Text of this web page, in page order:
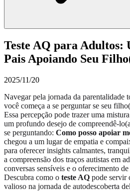
Teste AQ para Adultos:
Pais Apoiando Seu
2025/11/20
Navegar pela jornada da parentalidade
você começa a se perguntar se seu
Essa percepção pode trazer uma
um profundo desejo de compreendê-
se perguntando: Como posso apoiar
chegou a um lugar de empatia e
para oferecer insights calmantes,
a compreensão dos traços autistas em
conversas sensíveis e o oferecimento
Descubra como o teste AQ pode servir
valioso na jornada de autodescoberta